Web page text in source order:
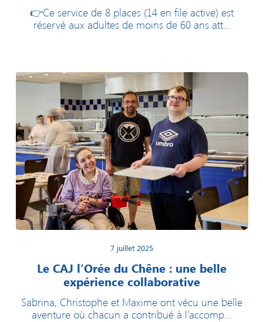
👉Ce service de 8 places (14 en file active) est
réservé aux adultes de moins de 60 ans att...
7 juillet 2025
Le CAJ l’Orée du Chêne : une belle
expérience collaborative
Sabrina, Christophe et Maxime ont vécu une belle
aventure où chacun a contribué à l’accomp...